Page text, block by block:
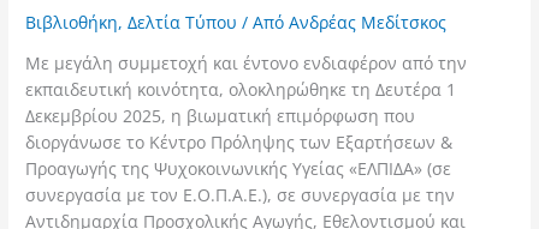
Βιβλιοθήκη,Δελτία Τύπου / ΑπόΑνδρέας Μεδίτσκος
Με μεγάλη συμμετοχή και έντονο ενδιαφέρον από την
εκπαιδευτική κοινότητα, ολοκληρώθηκε τη Δευτέρα 1
Δεκεμβρίου 2025, η βιωματική επιμόρφωση που
διοργάνωσε το Κέντρο Πρόληψης των Εξαρτήσεων &
Προαγωγής της Ψυχοκοινωνικής Υγείας «ΕΛΠΙΔΑ» (σε
συνεργασία με τον Ε.Ο.Π.Α.Ε.), σε συνεργασία με την
Αντιδημαρχία Προσχολικής Αγωγής, Εθελοντισμού και